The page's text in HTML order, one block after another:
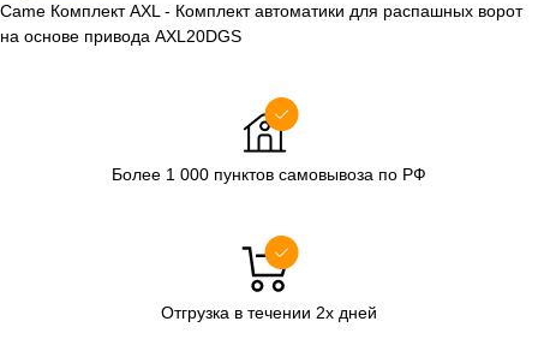
Came Комплект AXL - Комплект автоматики для распашных ворот
на основе привода AXL20DGS
Более 1 000 пунктов самовывоза по РФ
Отгрузка в течении 2х дней